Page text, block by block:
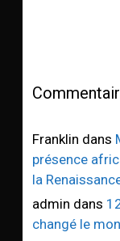
Franklin dans
présence
la
admin dans
changé le